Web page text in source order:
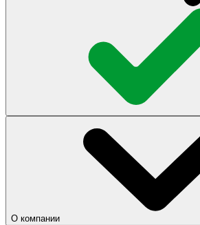
О компании